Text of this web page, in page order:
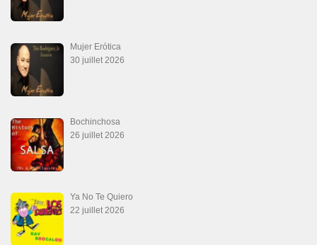
Mujer Erótica
30 juillet 2026
Bochinchosa
26 juillet 2026
Ya No Te Quiero
22 juillet 2026